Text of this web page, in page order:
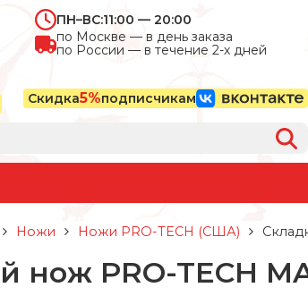
ПН–ВС:11:00 — 20:00
по Москве — в день заказа
по России — в течение 2-х дней
Скидка5%подписчикам
Ножи Ножи PRO-TECH (США)
нож PRO-TECH